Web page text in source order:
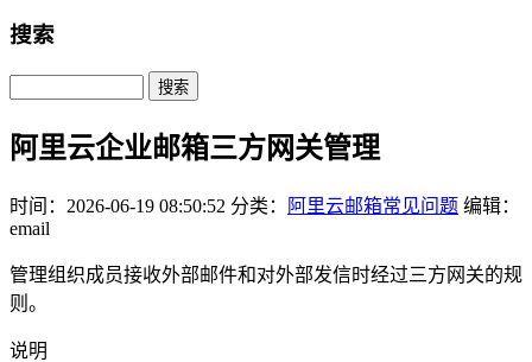
搜索
Search
阿里云企业邮箱三方网关管理
时间：2026-06-19 08:50:52 分类： 阿里云邮箱常见问题 编辑：
email
管理组织成员接收外部邮件和对外部发信时经过三方网关的规
则。
说明